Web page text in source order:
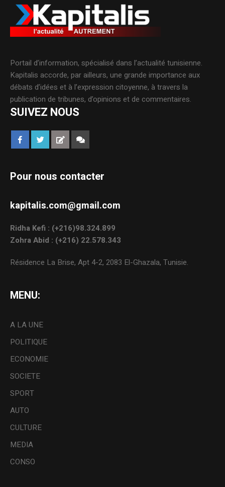
Portail d’information, spécialisé dans l’actualité tunisienne.
Kapitalis accorde, par ailleurs, une grande importance aux
débats d’idées et à l’expression citoyenne, à travers la
publication de tribunes, d’opinions et de commentaires.
SUIVEZ NOUS
Pour nous contacter
kapitalis.com@gmail.com
Ridha Kefi : (+216)98.324.899
Zohra Abid : (+216) 22.578.343
Résidence La Brise, Apt 4-2, 2083 El-Ghazala, Tunisie.
MENU:
A LA UNE
POLITIQUE
ECONOMIE
SOCIETE
SPORT
AUTO
CULTURE
MEDIA
CONSO